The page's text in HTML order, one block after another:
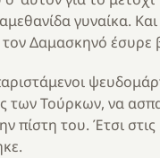
γυναίκα.
Δαμασκηνό έσυρε
των Τούρκων, να
πίστη του. Έτσι